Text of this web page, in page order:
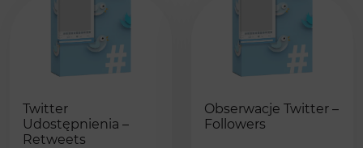
Twitter
Udostępnienia –
Retweets
Obserwacje Twitter –
Followers